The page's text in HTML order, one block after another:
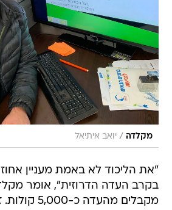
מקלדה / יואב איתיאל
"את הליכוד לא באמת מעניין
בקרב העדה הדרוזית", אומר
מקבלים